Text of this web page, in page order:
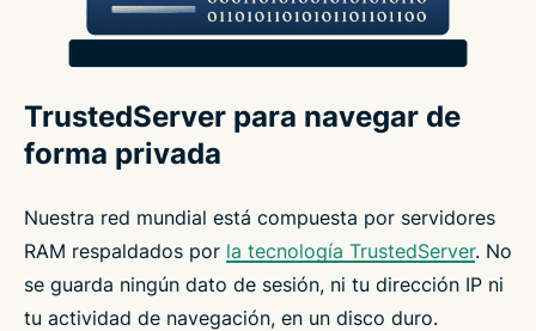
TrustedServer para navegar de
forma privada
Nuestra red mundial está compuesta por servidores
RAM respaldados por la tecnología TrustedServer. No
se guarda ningún dato de sesión, ni tu dirección IP ni
tu actividad de navegación, en un disco duro.